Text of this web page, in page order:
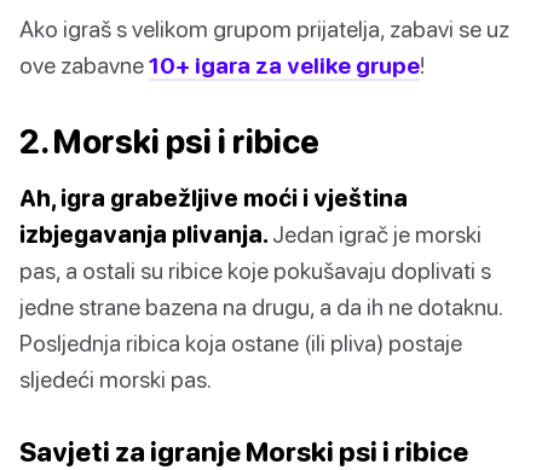
Ako igraš s velikom grupom prijatelja, zabavi se uz
ove zabavne10+ igara za velike grupe!
2. Morski psi i ribice
Ah, igra grabežljive moći i vještina
izbjegavanja plivanja. Jedan igrač je morski
pas, a ostali su ribice koje pokušavaju doplivati s
jedne strane bazena na drugu, a da ih ne dotaknu.
Posljednja ribica koja ostane (ili pliva) postaje
sljedeći morski pas.
Savjeti za igranje Morski psi i ribice